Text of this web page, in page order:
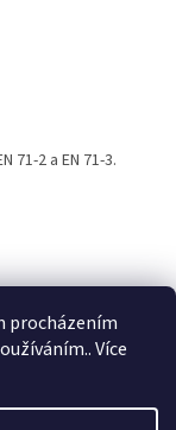
procházením
Více
71-2 a EN 71-3.